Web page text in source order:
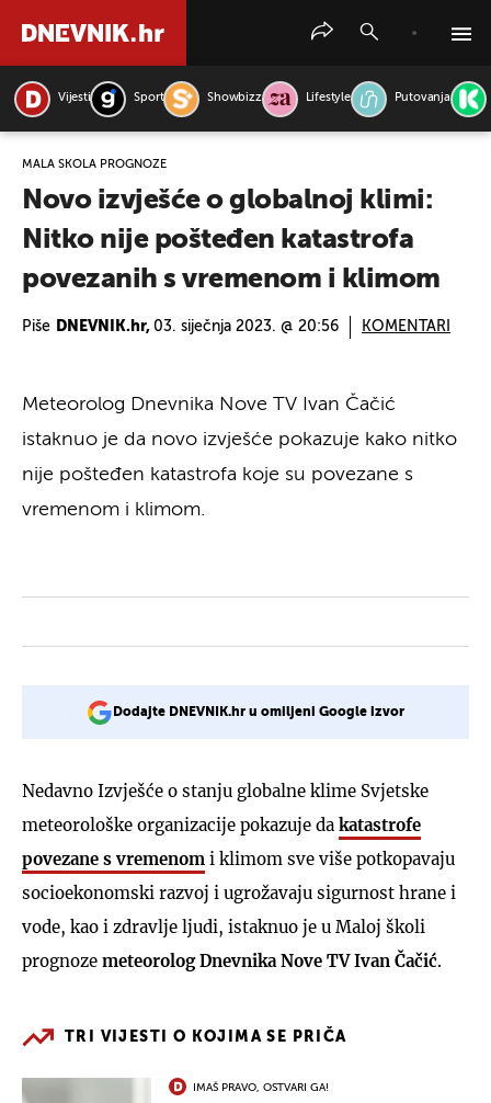
Vijesti Sport Showbizz Lifestyle Putovanja
MALA ŠKOLA PROGNOZE
Novo izvješće o globalnoj klimi:
Nitko nije pošteđen katastrofa
povezanih s vremenom i klimom
Piše DNEVNIK.hr, 03. siječnja 2023. @ 20:56 KOMENTARI
Meteorolog Dnevnika Nove TV Ivan Čačić
istaknuo je da novo izvješće pokazuje kako nitko
nije pošteđen katastrofa koje su povezane s
vremenom i klimom.
Dodajte DNEVNIK.hr u omiljeni Google izvor
Nedavno Izvješće o stanju globalne klime Svjetske
meteorološke organizacije pokazuje da katastrofe
povezane s vremenom i klimom sve više potkopavaju
socioekonomski razvoj i ugrožavaju sigurnost hrane i
vode, kao i zdravlje ljudi, istaknuo je u Maloj školi
prognoze meteorolog Dnevnika Nove TVIvan Čačić.
TRI VIJESTI O KOJIMA SE PRIČA
IMAŠ PRAVO, OSTVARI GA!
PRETRAŽITE VIJESTI